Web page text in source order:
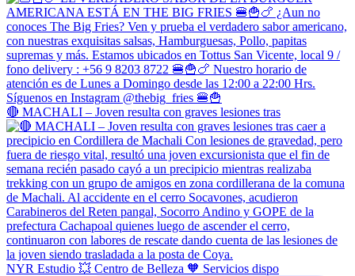
🔴 MACHALI – Joven resulta con graves lesiones tras
NYR Estudio 💥 Centro de Belleza 🧡 Servicios dispo